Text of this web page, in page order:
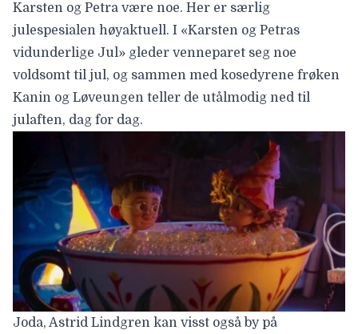
Karsten og Petra være noe. Her er særlig
julespesialen høyaktuell. I «Karsten og Petras
vidunderlige Jul» gleder venneparet seg noe
voldsomt til jul, og sammen med kosedyrene frøken
Kanin og Løveungen teller de utålmodig ned til
julaften, dag for dag.
Joda, Astrid Lindgren kan visst også by på